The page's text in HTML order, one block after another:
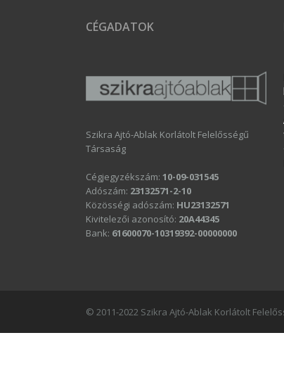
CÉGADATOK
Szikra Ajtó-Ablak Korlátolt Felelősségű
Társaság
Cégjegyzékszám: 10-09-031545
Adószám: 23132571-2-10
Közösségi adószám: HU23132571
Kivitelezői azonosító: 20A44345
Bank: 61600070-10319392-00000000
© 2011-2022 Szikra Ajtó-Ablak Korlátolt